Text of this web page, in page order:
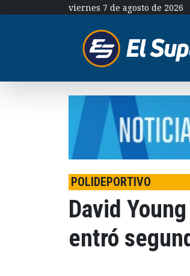
viernes 7 de agosto de 2026
POLIDEPORTIVO
David
entró